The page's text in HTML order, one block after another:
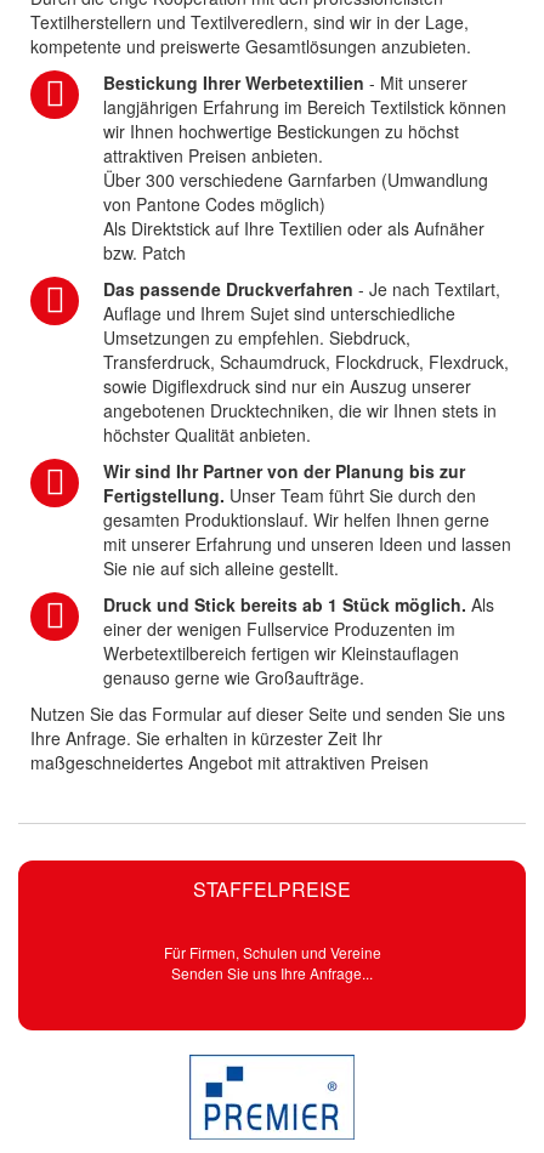
STAFFELPREISE
Für Firmen, Schulen und Vereine
Senden Sie uns Ihre Anfrage...
Textilherstellern und Textilveredlern, sind wir in der Lage,
kompetente und preiswerte Gesamtlösungen anzubieten.
Bestickung Ihrer Werbetextilien - Mit unserer
langjährigen Erfahrung im Bereich Textilstick können
wir Ihnen hochwertige Bestickungen zu höchst
attraktiven Preisen anbieten.
Über 300 verschiedene Garnfarben (Umwandlung
von Pantone Codes möglich)
Als Direktstick auf Ihre Textilien oder als Aufnäher
bzw. Patch
Das passende Druckverfahren - Je nach Textilart,
Auflage und Ihrem Sujet sind unterschiedliche
Umsetzungen zu empfehlen. Siebdruck,
Transferdruck, Schaumdruck, Flockdruck, Flexdruck,
sowie Digiflexdruck sind nur ein Auszug unserer
angebotenen Drucktechniken, die wir Ihnen stets in
höchster Qualität anbieten.
Wir sind Ihr Partner von der Planung bis zur
Fertigstellung. Unser Team führt Sie durch den
gesamten Produktionslauf. Wir helfen Ihnen gerne
mit unserer Erfahrung und unseren Ideen und lassen
Sie nie auf sich alleine gestellt.
Druck und Stick bereits ab 1 Stück möglich. Als
einer der wenigen Fullservice Produzenten im
Werbetextilbereich fertigen wir Kleinstauflagen
genauso gerne wie Großaufträge.
Nutzen Sie das Formular auf dieser Seite und senden Sie uns
Ihre Anfrage. Sie erhalten in kürzester Zeit Ihr
maßgeschneidertes Angebot mit attraktiven Preisen